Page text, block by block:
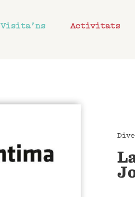
Visita’ns Activitats